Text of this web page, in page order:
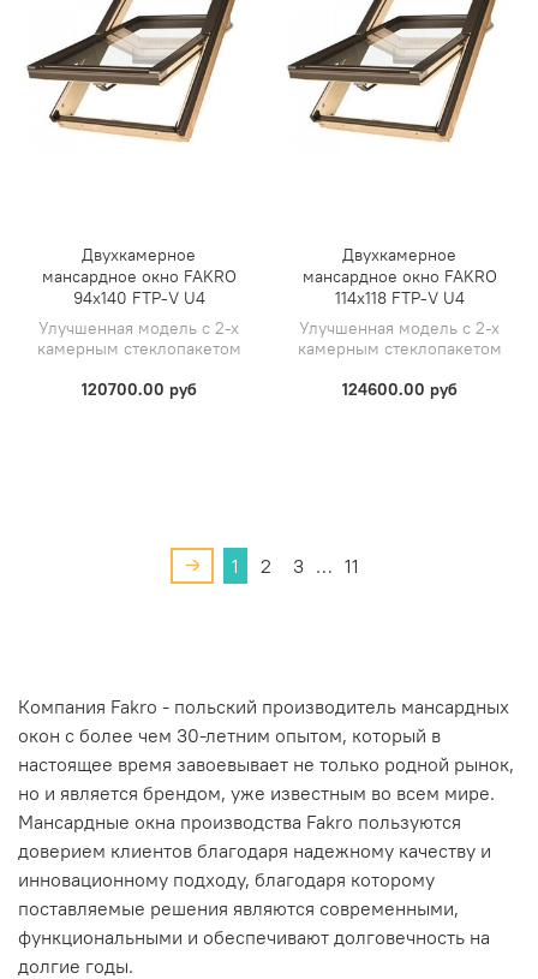
Двухкамерное
мансардное окно FAKRO
94х140 FTP-V U4
Улучшенная модель с 2-х
камерным стеклопакетом
120700.00 руб
Двухкамерное
мансардное окно FAKRO
114х118 FTP-V U4
Улучшенная модель с 2-х
камерным стеклопакетом
124600.00 руб
1 2 3 … 11
Компания Fakro - польский производитель мансардных
окон с более чем 30-летним опытом, который в
настоящее время завоевывает не только родной рынок,
но и является брендом, уже известным во всем мире.
Мансардные окна производства Fakro пользуются
доверием клиентов благодаря надежному качеству и
инновационному подходу, благодаря которому
поставляемые решения являются современными,
функциональными и обеспечивают долговечность на
долгие годы.